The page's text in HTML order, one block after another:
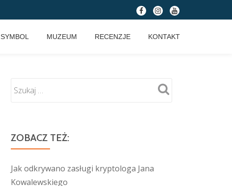
fa-
fa-
fa-
SYMBOL MUZEUM RECENZJE KONTAKT
ZOBACZ TEŻ:
Jak odkrywano zasługi kryptologa Jana
Kowalewskiego